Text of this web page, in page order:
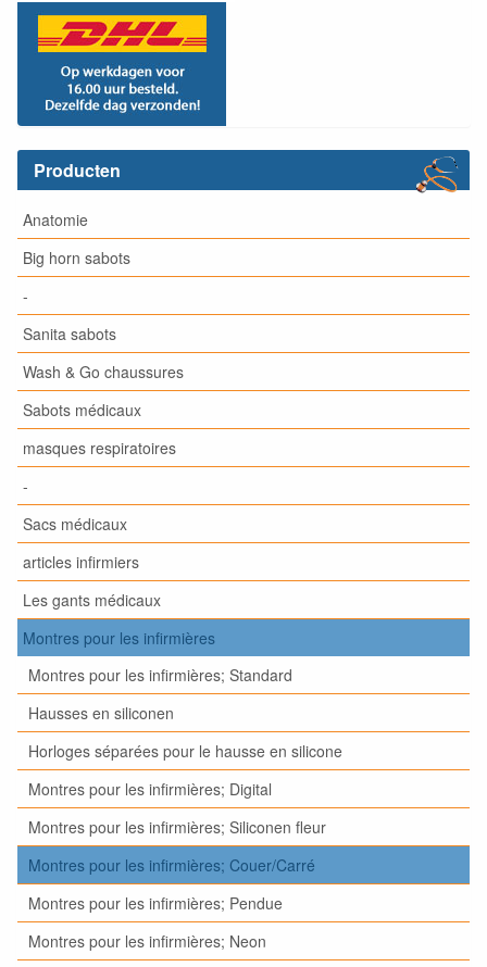
Producten
Anatomie
Big horn sabots
-
Sanita sabots
Wash & Go chaussures
Sabots médicaux
masques respiratoires
-
Sacs médicaux
articles infirmiers
Les gants médicaux
Montres pour les infirmières
Montres pour les infirmières; Standard
Hausses en siliconen
Horloges séparées pour le hausse en silicone
Montres pour les infirmières; Digital
Montres pour les infirmières; Siliconen fleur
Montres pour les infirmières; Couer/Carré
Montres pour les infirmières; Pendue
Montres pour les infirmières; Neon